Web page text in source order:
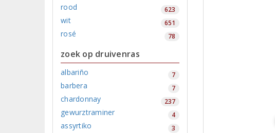
rood 623
wit 651
rosé 78
zoek op druivenras
albariño 7
barbera 7
chardonnay 237
gewurztraminer 4
assyrtiko 3